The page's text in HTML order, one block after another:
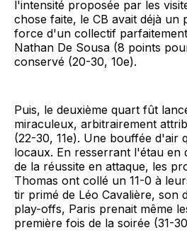
l'intensité proposée par les
chose faite, le CB avait déjà un
force d'un collectif
Nathan De Sousa (8 points
conservé (20-30, 10e).
Puis, le deuxième quart fût
miraculeux, arbitrairement
(22-30, 11e). Une bouffée d'air
locaux. En resserrant l'étau en
de la réussite en attaque, les
Thomas ont collé un 11-0 à
tir primé de Léo Cavalière, son
play-offs, Paris prenait même
première fois de la soirée (31-